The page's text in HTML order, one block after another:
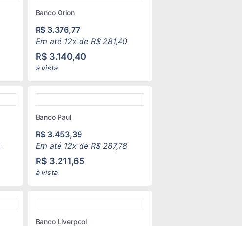
Banco Orion
R$ 3.376,77
Em até 12x deR$ 281,40
R$ 3.140,40
à vista
Banco Paul
R$ 3.453,39
Em até 12x deR$ 287,78
R$ 3.211,65
à vista
Banco Liverpool